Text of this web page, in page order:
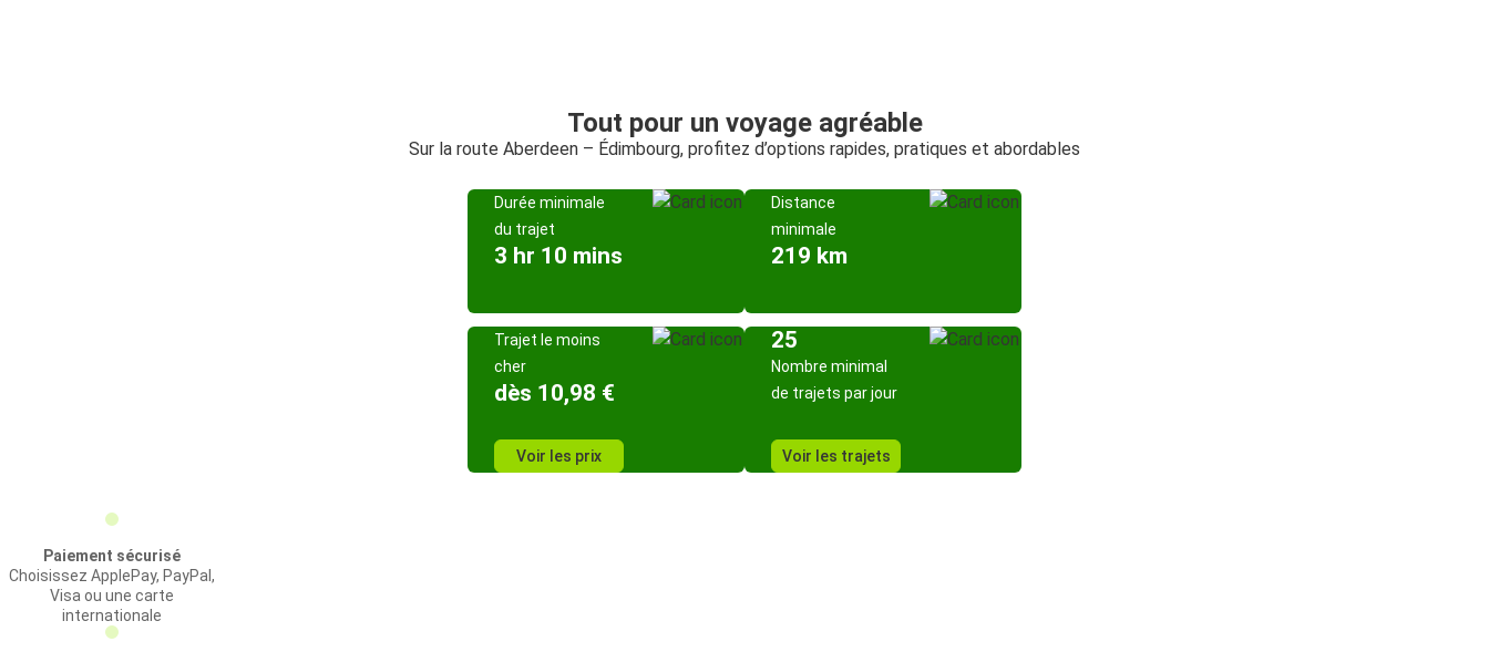
Tout pour un voyage agréable
Sur la route Aberdeen – Édimbourg, profitez d’options rapides, pratiques et abordables
Durée minimale
du trajet
3 hr 10 mins
Distance
minimale
219 km
Trajet le moins
cher
dès 10,98 €
Voir les prix
25
Nombre minimal
de trajets par jour
Voir les trajets
Paiement sécurisé
Choisissez ApplePay, PayPal,
Visa ou une carte
internationale